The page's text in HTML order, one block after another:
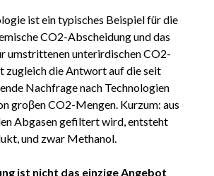
ist ein typisches Beispiel für die
CO2-Abscheidung und das
umstrittenen unterirdischen CO2-
zugleich die Antwort auf die seit
Nachfrage nach Technologien
groβen CO2-Mengen. Kurzum: aus
Abgasen gefiltert wird, entsteht
und zwar Methanol.
ist nicht das einzige Angebot